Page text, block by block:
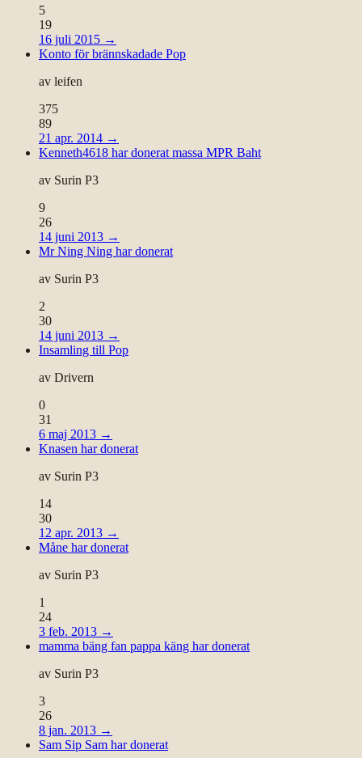
5
19
16 juli 2015 →
Konto för brännskadade Pop
av leifen
375
89
21 apr. 2014 →
Kenneth4618 har donerat massa MPR Baht
av Surin P3
9
26
14 juni 2013 →
Mr Ning Ning har donerat
av Surin P3
2
30
14 juni 2013 →
Insamling till Pop
av Drivern
0
31
6 maj 2013 →
Knasen har donerat
av Surin P3
14
30
12 apr. 2013 →
Måne har donerat
av Surin P3
1
24
3 feb. 2013 →
mamma bäng fan pappa käng har donerat
av Surin P3
3
26
8 jan. 2013 →
Sam Sip Sam har donerat